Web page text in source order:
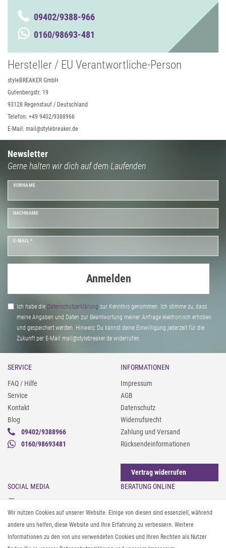
09402/9388-966
0160/98693-481
Hersteller / EU Verantwortliche-Person
styleBREAKER GmbH
Gutenbergstr. 19
93128 Regenstauf / Deutschland
Telefon: +49 9402/9388966
E-Mail: mail@stylebreaker.de
Newsletter
Gerne halten wir dich auf dem Laufenden
VORNAME
NACHNAME
E-MAIL *
Anmelden
Ich habe die Daten­schutz­erklärung zur Kenntnis genommen. Ich stimme zu, dass
meine Angaben und Daten zur Beantwortung meiner Anfrage elektronisch erhoben
und gespeichert werden. Hinweis: Du kannst deine Einwilligung jederzeit für die
Zukunft per E-Mail mail@stylebreaker.de widerrufen
SERVICE
FAQ / Hilfe
Service
Kontakt
Blog
09402/9388966
0160/98693481
INFORMATIONEN
Impressum
AGB
Datenschutz
Widerrufsrecht
Zahlung und Versand
Rücksendeinformationen
Vertrag widerrufen
SOCIAL MEDIA
Instagram
Facebook
Pinterest
Twitter
BERATUNG ONLINE
Gürtel messen & kürzen
Sonnenbrillen & UV-Schutz
Textilpflege
Textil- und Material-Guide
Wir nutzen Cookies auf unserer Website. Einige von diesen sind essenziell, während
andere uns helfen, diese Website und Ihre Erfahrung zu verbessern. Weitere
Informationen zu den von uns verwendeten Cookies und Ihren Rechten als Nutzer